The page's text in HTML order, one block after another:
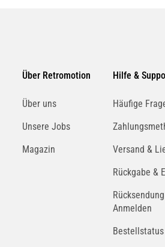
Über Retromotion
Über uns
Unsere Jobs
Magazin
Hilfe &
Häufige
Versand &
Rückgabe &
Rücksendung
Anmelden
Bestellstatus